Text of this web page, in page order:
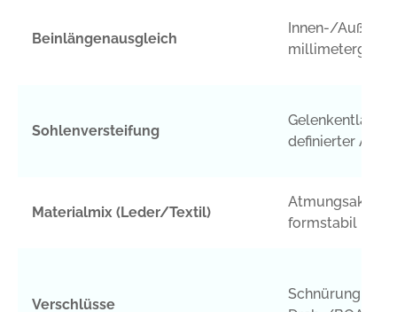
Beinlängenausgleich
Innen-/
Sohlenversteifung
definierter
Materialmix (Leder/Textil)
Atmungsaktiv,
formstabil
Verschlüsse
Schnürung,